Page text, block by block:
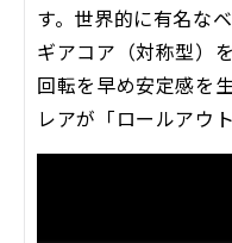
す。世界的に有名な
ギアコア（対称型）
回転を早め安定感を
レアが「ロールアウ